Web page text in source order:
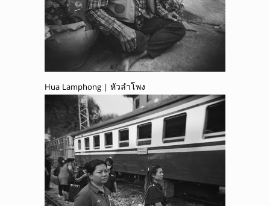
Hua Lamphong | หัวลำโพง